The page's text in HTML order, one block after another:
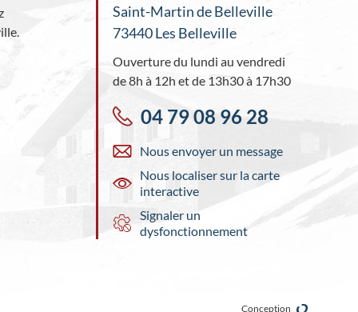
Saint-Martin de Belleville
73440 Les Belleville
Ouverture du lundi au vendredi
de 8h à 12h et de 13h30 à 17h30
04 79 08 96 28
Nous envoyer un message
Nous localiser sur la carte
interactive
Signaler un
dysfonctionnement
Conception